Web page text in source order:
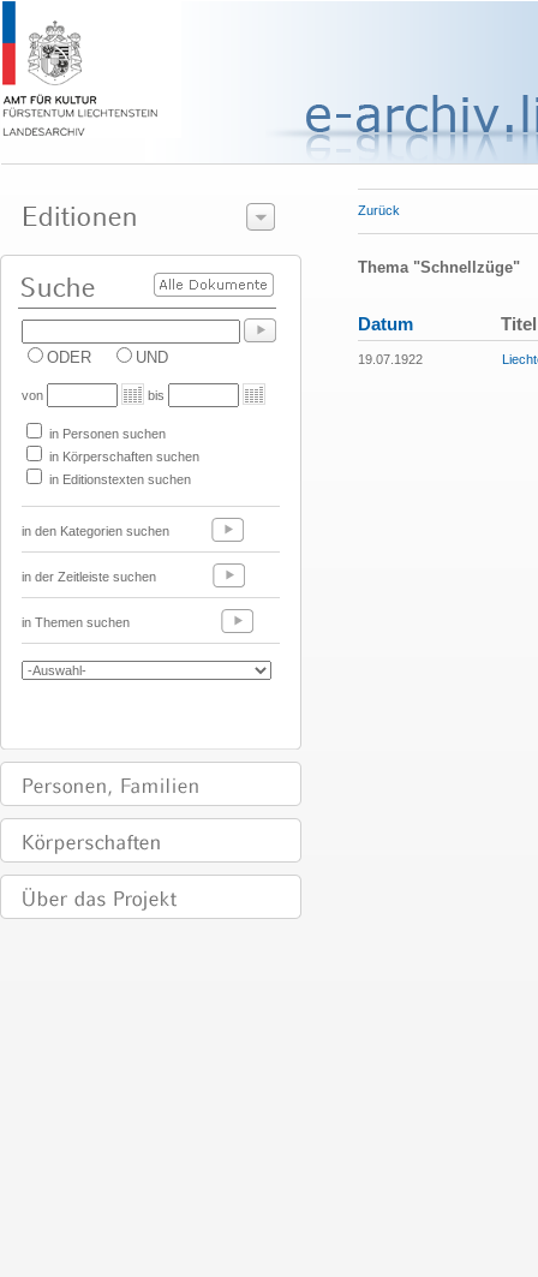
ODER UND
von bis
in Personen suchen
in Körperschaften suchen
in Editionstexten suchen
in den Kategorien suchen
in der Zeitleiste suchen
in Themen suchen
Zurück
Thema "Schnellzüge"
Datum Titel
19.07.1922